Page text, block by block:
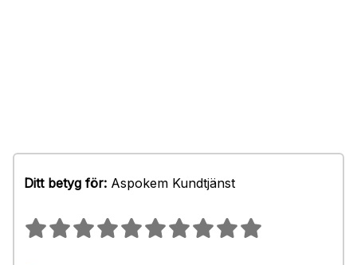
Ditt betyg för: Aspokem Kundtjänst